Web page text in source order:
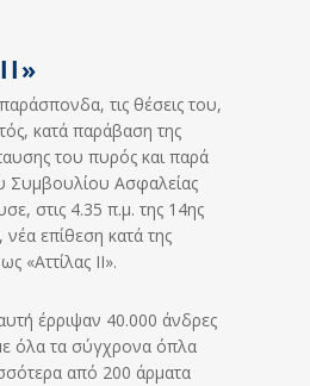
τις θέσεις του,
κατά παράβαση της
του πυρός και παρά
Συμβουλίου Ασφαλείας
στις 4.35 π.μ. της 14ης
επίθεση κατά της
«Αττίλας II».
έρριψαν 40.000 άνδρες
όλα τα σύγχρονα όπλα
από 200 άρματα